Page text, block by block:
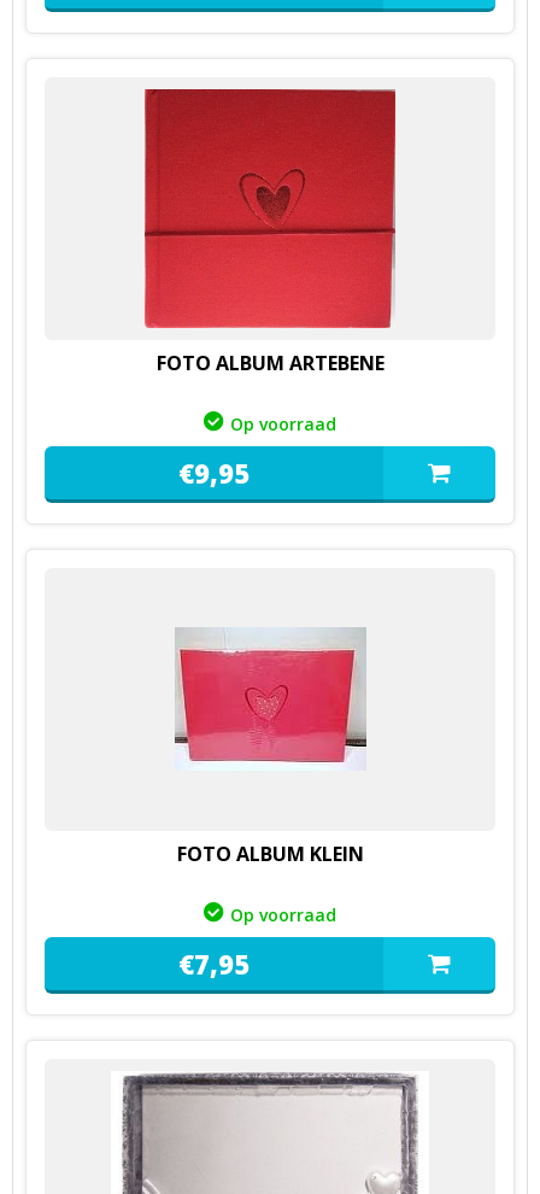
FOTO ALBUM ARTEBENE
Op voorraad
€9,95
FOTO ALBUM KLEIN
Op voorraad
€7,95